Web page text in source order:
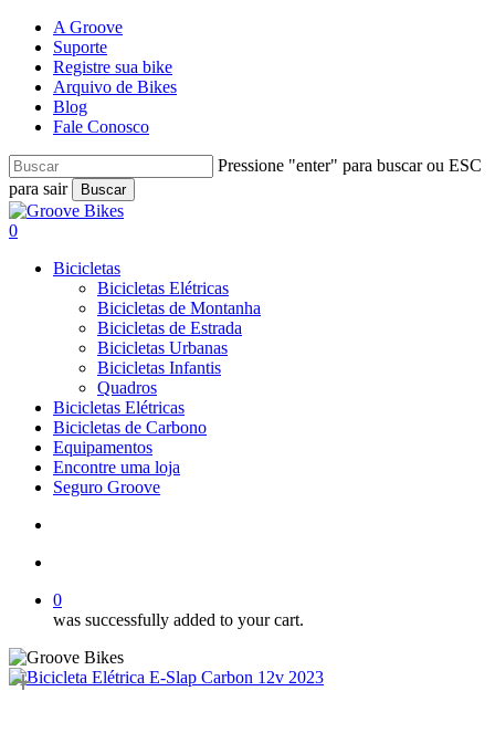
Skip
main
content
A Groove
Suporte
Registre sua bike
Arquivo de Bikes
Blog
Fale Conosco
Pressione "enter" para buscar ou ESC
para sair
Buscar
Close
Search
Buscar..
account
0
Bicicletas
Bicicletas Elétricas
Bicicletas de Montanha
Bicicletas de Estrada
Bicicletas Urbanas
Bicicletas Infantis
Quadros
Bicicletas Elétricas
Bicicletas de Carbono
Equipamentos
Encontre uma loja
Seguro Groove
0
was successfully added to your cart.